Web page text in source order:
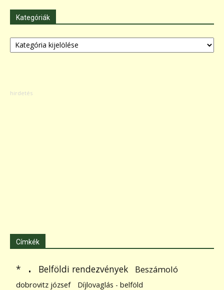
Kategóriák
Kategóriák
Címkék
* . Belföldi rendezvények Beszámoló
dobrovitz józsef
Díjlovaglás - belföld